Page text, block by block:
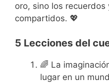
oro, sino los recuerdos
compartidos. 💖
5 Lecciones del
🌈 La
lugar en un